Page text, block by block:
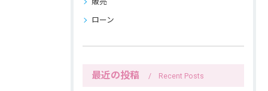
ローン
最近の投稿 Recent Posts